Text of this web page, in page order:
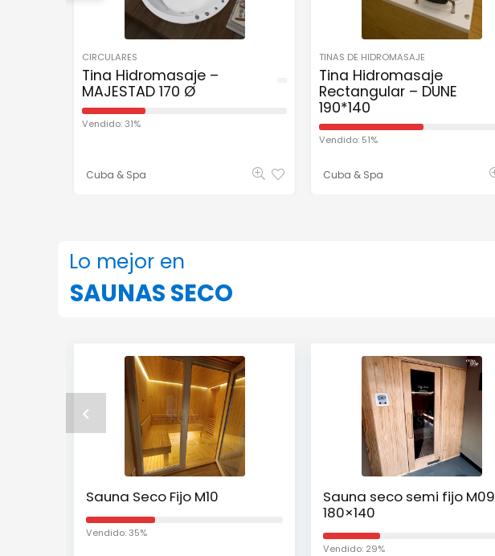
CIRCULARES
Tina Hidromasaje –
MAJESTAD 170 Ø
Vendido: 31%
Cuba & Spa
TINAS DE HIDROMASAJE
Tina Hidromasaje
Rectangular – DUNE
190*140
Vendido: 51%
Cuba & Spa
Lo mejor en
SAUNAS SECO
Sauna Seco Fijo M10
Vendido: 35%
Sauna seco semi fijo M09
180×140
Vendido: 29%